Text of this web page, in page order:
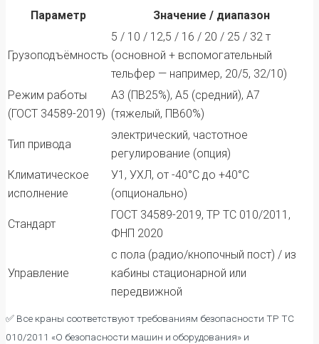
Параметр Значение / диапазон
Грузоподъёмность
5 / 10 / 12,5 / 16 / 20 / 25 / 32 т
(основной + вспомогательный
тельфер — например, 20/5, 32/10)
Режим работы
(ГОСТ 34589-2019)
А3 (ПВ25%), А5 (средний), А7
(тяжелый, ПВ60%)
Тип привода
электрический, частотное
регулирование (опция)
Климатическое
исполнение
У1, УХЛ, от -40°C до +40°C
(опционально)
Стандарт
ГОСТ 34589-2019, ТР ТС 010/2011,
ФНП 2020
Управление
с пола (радио/кнопочный пост) / из
кабины стационарной или
передвижной
✅ Все краны соответствуют требованиям безопасности ТР ТС
010/2011 «О безопасности машин и оборудования» и